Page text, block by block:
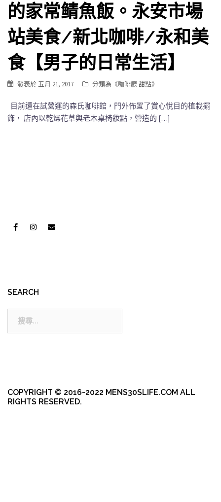
的家常鲭魚飯。永安市場
站美食/新北咖啡/永和美
食【男子的日常生活】
發表於 五月 21, 2017 分類為《咖啡廳 甜點》
目前還在試營運的森氏咖啡館，門外佈置了賞心悅目的植栽擺
飾， 店內以乾燥花草與老木桌椅妝點，營造的 […]
SEARCH
COPYRIGHT © 2016-2022 MENS30SLIFE.COM ALL
RIGHTS RESERVED.